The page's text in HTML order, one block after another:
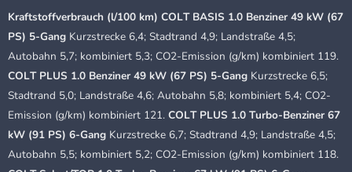
Kraftstoffverbrauch (l/100 km) COLT BASIS 1.0 Benziner 49 kW (67
PS) 5-Gang Kurzstrecke 6,4; Stadtrand 4,9; Landstraße 4,5;
Autobahn 5,7; kombiniert 5,3; CO2-Emission (g/km) kombiniert 119.
COLT PLUS 1.0 Benziner 49 kW (67 PS) 5-Gang Kurzstrecke 6,5;
Stadtrand 5,0; Landstraße 4,6; Autobahn 5,8; kombiniert 5,4; CO2-
Emission (g/km) kombiniert 121. COLT PLUS 1.0 Turbo-Benziner 67
kW (91 PS) 6-Gang Kurzstrecke 6,7; Stadtrand 4,9; Landstraße 4,5;
Autobahn 5,5; kombiniert 5,2; CO2-Emission (g/km) kombiniert 118.